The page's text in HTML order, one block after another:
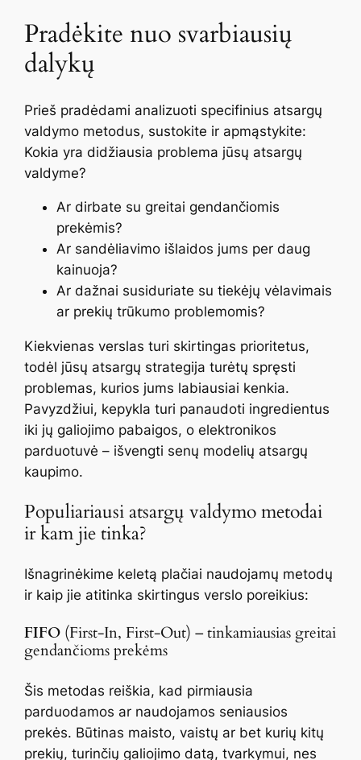
Pradėkite nuo svarbiausių
dalykų
Prieš pradėdami analizuoti specifinius atsargų
valdymo metodus, sustokite ir apmąstykite:
Kokia yra didžiausia problema jūsų atsargų
valdyme?
Ar dirbate su greitai gendančiomis
prekėmis?
Ar sandėliavimo išlaidos jums per daug
kainuoja?
Ar dažnai susiduriate su tiekėjų vėlavimais
ar prekių trūkumo problemomis?
Kiekvienas verslas turi skirtingas prioritetus,
todėl jūsų atsargų strategija turėtų spręsti
problemas, kurios jums labiausiai kenkia.
Pavyzdžiui, kepykla turi panaudoti ingredientus
iki jų galiojimo pabaigos, o elektronikos
parduotuvė – išvengti senų modelių atsargų
kaupimo.
Populiariausi atsargų valdymo metodai
ir kam jie tinka?
Išnagrinėkime keletą plačiai naudojamų metodų
ir kaip jie atitinka skirtingus verslo poreikius:
FIFO (First-In, First-Out) – tinkamiausias greitai
gendančioms prekėms
Šis metodas reiškia, kad pirmiausia
parduodamos ar naudojamos seniausios
prekės. Būtinas maisto, vaistų ar bet kurių kitų
prekių, turinčių galiojimo datą, tvarkymui, nes